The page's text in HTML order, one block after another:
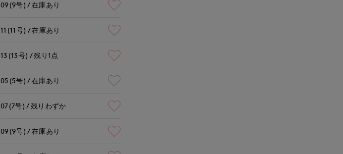
09(9号) 在庫あり
11(11号) 在庫あり
13(13号) 残り1点
05(5号) 在庫あり
07(7号) 残りわずか
09(9号) 在庫あり